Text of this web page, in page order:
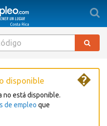
disponible
no está disponible.
de empleo que
�